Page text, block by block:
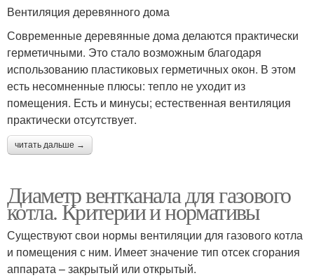
Вентиляция деревянного дома
Современные деревянные дома делаются практически
герметичными. Это стало возможным благодаря
использованию пластиковых герметичных окон. В этом
есть несомненные плюсы: тепло не уходит из
помещения. Есть и минусы; естественная вентиляция
практически отсутствует.
читать дальше →
Диаметр вентканала для газового
котла. Критерии и нормативы
Существуют свои нормы вентиляции для газового котла
и помещения с ним. Имеет значение тип отсек сгорания
аппарата – закрытый или открытый.